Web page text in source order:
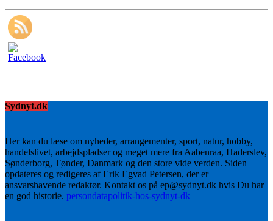
Sydnyt.dk
Her kan du læse om nyheder, arrangementer, sport, natur, hobby,
handelslivet, arbejdspladser og meget mere fra Aabenraa, Haderslev,
Sønderborg, Tønder, Danmark og den store vide verden. Siden
opdateres og redigeres af Erik Egvad Petersen, der er
ansvarshavende redaktør. Kontakt os på ep@sydnyt.dk hvis Du har
en god historie. persondatapolitik-hos-sydnyt-dk